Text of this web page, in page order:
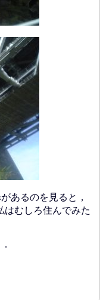
あるのを見ると，
はむしろ住んでみた